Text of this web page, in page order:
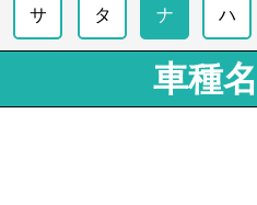
サ タ ナ ハ
車種名